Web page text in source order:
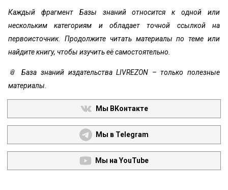
Каждый фрагмент Базы знаний относится к одной или
нескольким категориям и обладает точной ссылкой на
первоисточник. Продолжите читать материалы по теме или
найдите книгу, чтобы изучить её самостоятельно.
📎 База знаний издательства LIVREZON – только полезные
материалы.
Мы ВКонтакте
Мы в Telegram
Мы на YouTube